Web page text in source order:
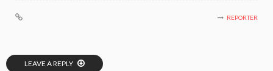
REPORTER
LEAVE A REPLY